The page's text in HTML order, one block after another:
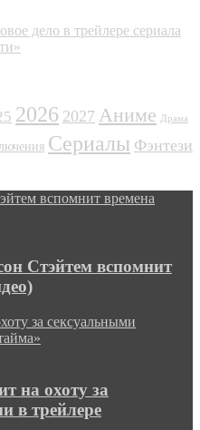
дело в трейлере сериала
2026 2027 Аниме Драма
Сериалы Фэнтези
вспомнит времена
Стэйтем вспомнит
за сексуальными
на охоту за
в трейлере